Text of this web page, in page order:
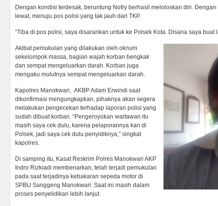
Dengan kondisi terdesak, beruntung Nofry berhasil meloloskan diri.
lewat, menuju pos polisi yang tak jauh dari TKP.
“Tiba di pos polisi, saya disarankan untuk ke Polsek Kota. Disana saya buat
Akibat pemukulan yang dilakukan oleh oknum
sekelompok massa, bagian wajah korban bengkak
dan sempat mengeluarkan darah. Korban juga
mengaku mulutnya sempat mengeluarkan darah.
Kapolres Manokwari, AKBP Adam Erwindi saat
dikonfirmasi mengungkapkan, pihaknya akan segera
melakukan pengecekan terhadap laporan polisi yang
sudah dibuat korban. “Pengeroyokan wartawan itu
masih saya cek dulu, karena pelaporannya kan di
Polsek, jadi saya cek dulu penyidiknya,” singkat
kapolres.
Di samping itu, Kasat Reskrim Polres Manokwari AKP
Indro Rizkiadi membenarkan, telah terjadi pemukulan
pada saat terjadinya kebakaran sepeda motor di
SPBU Sanggeng Manokwari. Saat ini masih dalam
proses penyelidikan lebih lanjut.